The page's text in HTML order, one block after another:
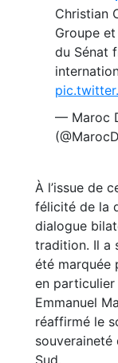
Christian
Groupe
du Sénat
— Maroc
À l’issue de
félicité de la
dialogue
tradition. Il a
été marquée
en particulier
Emmanuel
réaffirmé le
souveraineté
Sud.